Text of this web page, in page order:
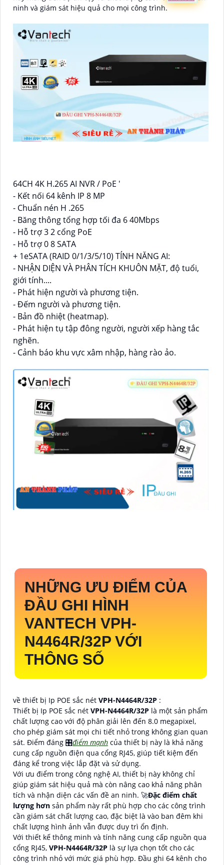
ninh và giám sát hiệu quả cho mọi công trình.
64CH 4K H.265 AI NVR / PoE '
- Kết nối 64 kênh IP 8 MP
- Chuẩn nén H .265
- Băng thông tổng hợp tối đa 6 40Mbps
- Hỗ trợ 3 2 cổng PoE
- Hỗ trợ 0 8 SATA
+ 1eSATA (RAID 0/1/3/5/10) TÍNH NĂNG AI:
- NHẬN DIỆN VÀ PHÂN TÍCH KHUÔN MẶT, độ tuổi,
giới tính....
- Phát hiện người và phương tiện.
- Đếm người và phương tiện.
- Bản đồ nhiệt (heatmap).
- Phát hiện tụ tập đông người, người xếp hàng tắc
nghẽn.
- Cảnh báo khu vực xâm nhập, hàng rào ảo.
NHỮNG ƯU ĐIỂM CỦA
ĐẦU GHI HÌNH
VANTECH VPH-
N4464R/32P VỚI
THÔNG SỐ
về thiết bị Ip POE sắc nét VPH-N4464R/32P :
Thiết bị Ip POE sắc nét VPH-N4464R/32P là một sản phẩm
chất lượng cao với độ phân giải lên đến 8.0 megapixel,
cho phép giám sát mọi chi tiết nhỏ trong không gian quan
sát. Điểm đáng 🎛điểm mạnh của thiết bị này là khả năng
cung cấp nguồn điện qua cổng RJ45, giúp tiết kiệm đến
đáng kể trong việc lắp đặt và sử dụng.
Với ưu điểm trong công nghệ AI, thiết bị này không chỉ
giúp giám sát hiệu quả mà còn nâng cao khả năng phân
tích và nhận diện các vấn đề an ninh. 🚀Đặc điểm chất
lượng hơn sản phẩm này rất phù hợp cho các công trình
cần giám sát chất lượng cao, đặc biệt là vào ban đêm khi
chất lượng hình ảnh vẫn được duy trì ổn định.
Với thiết kế thông minh và tính năng cung cấp nguồn qua
cổng RJ45, VPH-N4464R/32P là sự lựa chọn tốt cho các
công trình nhỏ với mức giá phù hợp. Đầu ghi 64 kênh cho